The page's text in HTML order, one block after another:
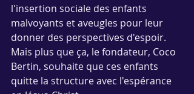
l'insertion sociale des enfants
malvoyants et aveugles pour leur
donner des perspectives d'espoir.
Mais plus que ça, le fondateur, Coco
Bertin, souhaite que ces enfants
quitte la structure avec l'espérance